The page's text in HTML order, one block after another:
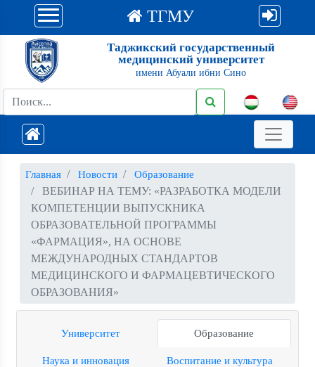
ТГМУ
Таджикский государственный
медицинский университет
имени Абуали ибни Сино
Главная Новости Образование
ВЕБИНАР НА ТЕМУ: «РАЗРАБОТКА МОДЕЛИ
КОМПЕТЕНЦИИ ВЫПУСКНИКА
ОБРАЗОВАТЕЛЬНОЙ ПРОГРАММЫ
«ФАРМАЦИЯ», НА ОСНОВЕ
МЕЖДУНАРОДНЫХ СТАНДАРТОВ
МЕДИЦИНСКОГО И ФАРМАЦЕВТИЧЕСКОГО
ОБРАЗОВАНИЯ»
Университет Образование
Наука и инновация Воспитание и культура